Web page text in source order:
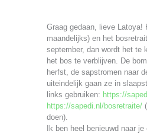
Graag gedaan, lieve Latoya!
maandelijks) en het
september, dan wordt het te
het bos te verblijven. De
herfst, de sapstromen naar
uiteindelijk gaan ze in
links gebruiken: https://
https://sapedi.nl/bosretraite/
doen).
Ik ben heel benieuwd naar